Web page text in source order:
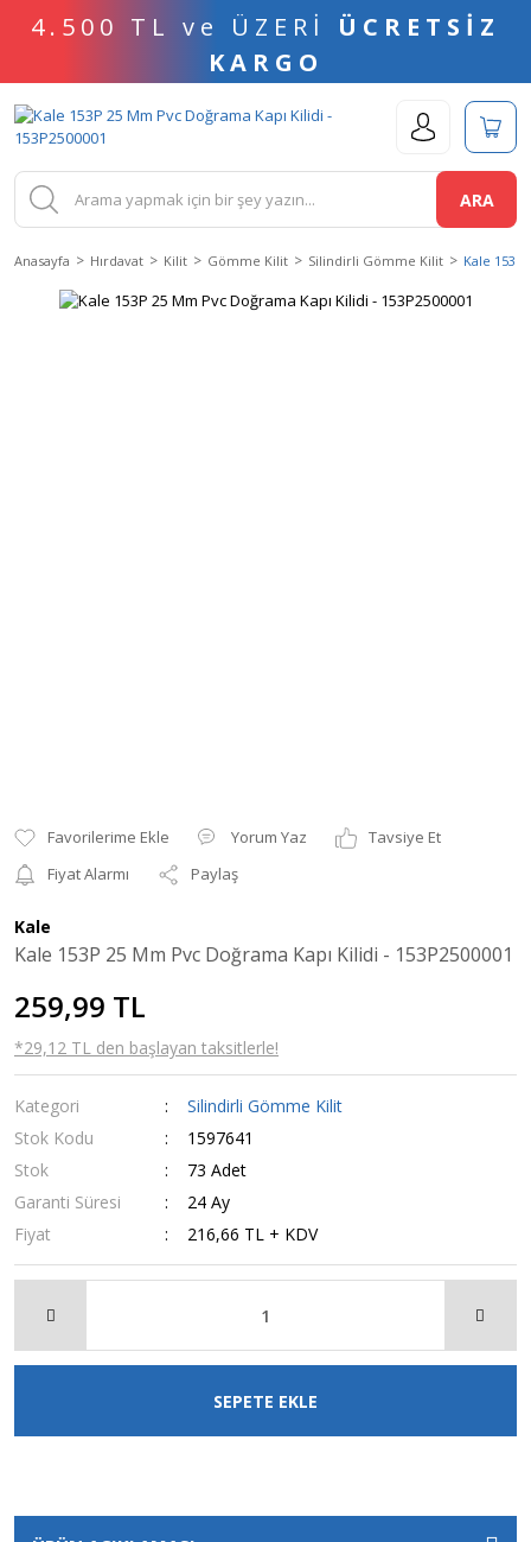
4.500 TL ve ÜZERİ ÜCRETSİZ
KARGO
ARA
Anasayfa Hırdavat Kilit Gömme Kilit Silindirli Gömme Kilit Kale 153P
Yorum Yaz
Tavsiye Et
Fiyat Alarmı
Paylaş
Kale
Kale 153P 25 Mm Pvc Doğrama Kapı Kilidi - 153P2500001
259,99 TL
*29,12 TL den başlayan taksitlerle!
Kategori
Silindirli Gömme Kilit
Stok Kodu
1597641
Stok
73 Adet
Garanti Süresi
24 Ay
Fiyat
216,66 TL + KDV
SEPETE EKLE